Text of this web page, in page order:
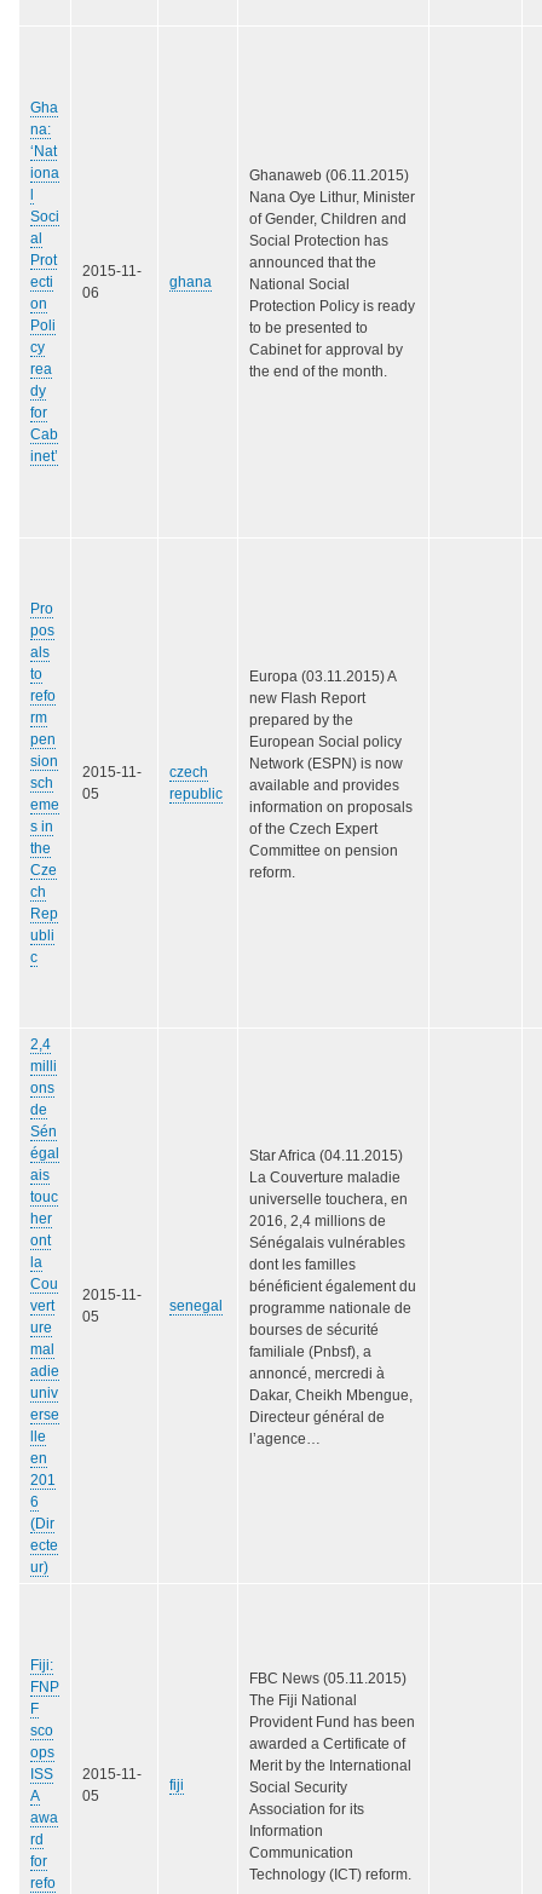
Gha
na:
‘Nat
iona
l
Soci
al
Prot
ecti
on
Poli
cy
rea
dy
for
Cab
inet’
2015-11-
06
ghana
Ghanaweb (06.11.2015)
Nana Oye Lithur, Minister
of Gender, Children and
Social Protection has
announced that the
National Social
Protection Policy is ready
to be presented to
Cabinet for approval by
the end of the month.
Pro
pos
als
to
refo
rm
pen
sion
sch
eme
s in
the
Cze
ch
Rep
ubli
c
2015-11-
05
czech
republic
Europa (03.11.2015) A
new Flash Report
prepared by the
European Social policy
Network (ESPN) is now
available and provides
information on proposals
of the Czech Expert
Committee on pension
reform.
2,4
milli
ons
de
Sén
égal
ais
touc
her
ont
la
Cou
vert
ure
mal
adie
univ
erse
lle
en
201
6
(Dir
ecte
ur)
2015-11-
05
senegal
Star Africa (04.11.2015)
La Couverture maladie
universelle touchera, en
2016, 2,4 millions de
Sénégalais vulnérables
dont les familles
bénéficient également du
programme nationale de
bourses de sécurité
familiale (Pnbsf), a
annoncé, mercredi à
Dakar, Cheikh Mbengue,
Directeur général de
l’agence…
Fiji:
FNP
F
sco
ops
ISS
A
awa
rd
for
refo
2015-11-
05
fiji
FBC News (05.11.2015)
The Fiji National
Provident Fund has been
awarded a Certificate of
Merit by the International
Social Security
Association for its
Information
Communication
Technology (ICT) reform.